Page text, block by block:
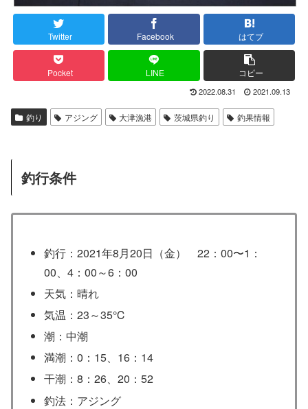
Twitter Facebook はてブ
Pocket LINE コピー
2022.08.31 2021.09.13
釣り アジング 大津漁港 茨城県釣り 釣果情報
釣行条件
釣行：2021年8月20日（金） 22：00〜1：
00、4：00～6：00
天気：晴れ
気温：23～35℃
潮：中潮
満潮：0：15、16：14
干潮：8：26、20：52
釣法：アジング